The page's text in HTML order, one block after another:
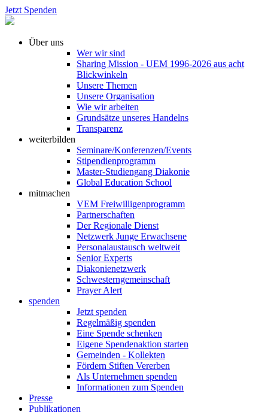
Jetzt Spenden
Über uns
Wer wir sind
Sharing Mission - UEM 1996-2026 aus acht
Blickwinkeln
Unsere Themen
Unsere Organisation
Wie wir arbeiten
Grundsätze unseres Handelns
Transparenz
weiterbilden
Seminare/Konferenzen/Events
Stipendienprogramm
Master-Studiengang Diakonie
Global Education School
mitmachen
VEM Freiwilligenprogramm
Partnerschaften
Der Regionale Dienst
Netzwerk Junge Erwachsene
Personalaustausch weltweit
Senior Experts
Diakonienetzwerk
Schwesterngemeinschaft
Prayer Alert
spenden
Jetzt spenden
Regelmäßig spenden
Eine Spende schenken
Eigene Spendenaktion starten
Gemeinden - Kollekten
Fördern Stiften Vererben
Als Unternehmen spenden
Informationen zum Spenden
Presse
Publikationen